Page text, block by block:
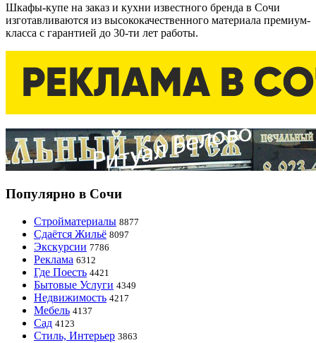
Шкафы-купе на заказ и кухни известного бренда в Сочи
изготавливаются из высококачественного материала премиум-
класса с гарантией до 30-ти лет работы.
Популярно в Сочи
Стройматериалы 8877
Сдаётся Жильё 8097
Экскурсии 7786
Реклама 6312
Где Поесть 4421
Бытовые Услуги 4349
Недвижимость 4217
Мебель 4137
Сад 4123
Стиль, Интерьер 3863